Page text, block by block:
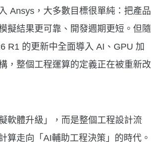
Ansys，大多數目標很單純：把產品
擬結果更可靠、開發週期更短。但隨
R1 的更新中全面導入 AI、GPU 加
，整個工程運算的定義正在被重新改
軟體升級」，而是整個工程設計流
算走向「AI輔助工程決策」的時代。